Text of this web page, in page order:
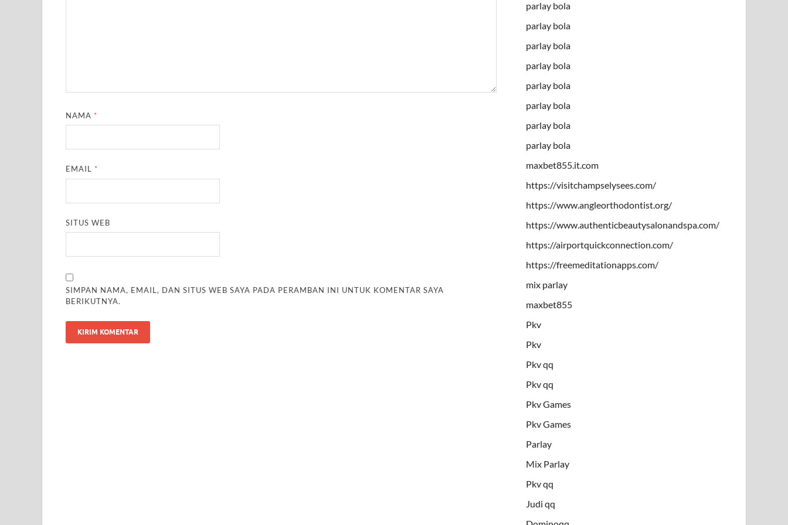
NAMA *
EMAIL *
SITUS WEB
SIMPAN NAMA, EMAIL, DAN SITUS WEB SAYA PADA PERAMBAN INI UNTUK KOMENTAR SAYA
BERIKUTNYA.
parlay bola
parlay bola
parlay bola
parlay bola
parlay bola
parlay bola
parlay bola
parlay bola
maxbet855.it.com
https://visitchampselysees.com/
https://www.angleorthodontist.org/
https://www.authenticbeautysalonandspa.com/
https://airportquickconnection.com/
https://freemeditationapps.com/
mix parlay
maxbet855
Pkv
Pkv
Pkv qq
Pkv qq
Pkv Games
Pkv Games
Parlay
Mix Parlay
Pkv qq
Judi qq